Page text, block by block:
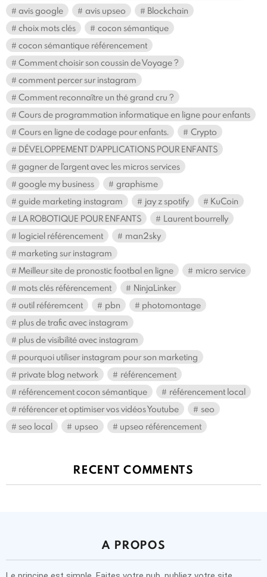
avis google
avis upseo
Blockchain
choix mots clés
cocon sémantique
cocon sémantique référencement
Comment choisir son coussin de Voyage ?
comment percer sur instagram
Comment reconnaître un thé grand cru ?
Cours de programmation informatique en ligne pour enfants
Cours en ligne de codage pour enfants.
Crypto
DÉVELOPPEMENT D'APPLICATIONS POUR ENFANTS
gagner de l'argent avec les micros services
google my business
graphisme
guide marketing instagram
jay z spotify
KuCoin
LA ROBOTIQUE POUR ENFANTS
Laurent bourrelly
logiciel référencement
man2sky
marketing sur instagram
Meilleur site de pronostic footbal en ligne
micro service
mots clés référencement
NinjaLinker
outil référemcent
pbn
photomontage
plus de trafic avec instagram
plus de visibilité avec instagram
pourquoi utiliser instagram pour son marketing
private blog network
référencement
référencement cocon sémantique
référencement local
référencer et optimiser vos vidéos Youtube
seo
seo local
upseo upseo référencement
RECENT COMMENTS
A PROPOS